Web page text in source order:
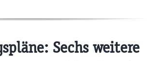
Sechs weitere